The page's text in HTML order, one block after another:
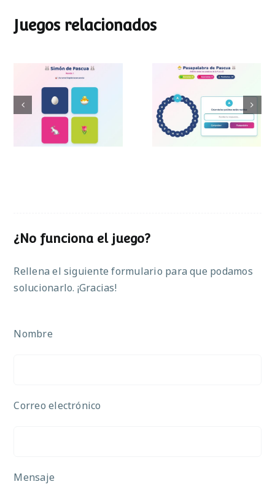
Juegos relacionados
Simon de Pascua
Pasapalabra de
Pascua
¿No funciona el juego?
Rellena el siguiente formulario para que podamos
solucionarlo. ¡Gracias!
Nombre
Correo electrónico
Mensaje